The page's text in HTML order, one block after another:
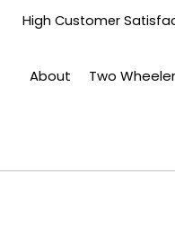
High Customer
About Two Wheeler